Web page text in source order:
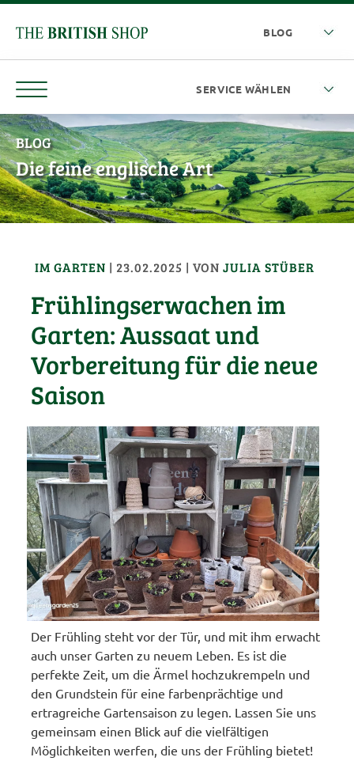
BLOG
Die feine englische Art
IM GARTEN | 23.02.2025 | VONJULIA STÜBER
Frühlingserwachen im
Garten: Aussaat und
Vorbereitung für die neue
Saison
Der Frühling steht vor der Tür, und mit ihm erwacht
auch unser Garten zu neuem Leben. Es ist die
perfekte Zeit, um die Ärmel hochzukrempeln und
den Grundstein für eine farbenprächtige und
ertragreiche Gartensaison zu legen. Lassen Sie uns
gemeinsam einen Blick auf die vielfältigen
Möglichkeiten werfen, die uns der Frühling bietet!